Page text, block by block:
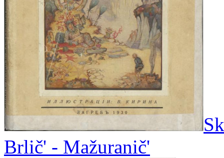
Brlič' - Mažuranič'